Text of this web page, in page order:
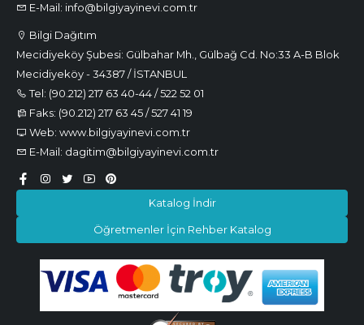
E-Mail: info@bilgiyayinevi.com.tr
Bilgi Dağıtım
Mecidiyeköy Şubesi: Gülbahar Mh., Gülbağ Cd. No:33 A-B Blok
Mecidiyeköy - 34387 / İSTANBUL
Tel: (90.212) 217 63 40-44 / 522 52 01
Faks: (90.212) 217 63 45 / 527 41 19
Web: www.bilgiyayinevi.com.tr
E-Mail: dagitim@bilgiyayinevi.com.tr
Katalog İndir
Öğretmenler İçin Rehber Katalog